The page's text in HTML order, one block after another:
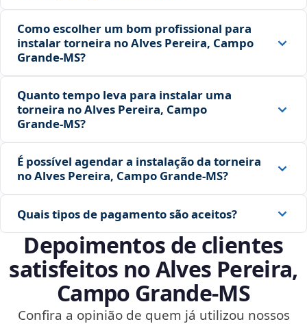
Como escolher um bom profissional para
instalar torneira no Alves Pereira, Campo
Grande‑MS?
Quanto tempo leva para instalar uma
torneira no Alves Pereira, Campo
Grande‑MS?
É possível agendar a instalação da torneira
no Alves Pereira, Campo Grande‑MS?
Quais tipos de pagamento são aceitos?
Depoimentos de clientes
satisfeitos no Alves Pereira,
Campo Grande‑MS
Confira a opinião de quem já utilizou nossos